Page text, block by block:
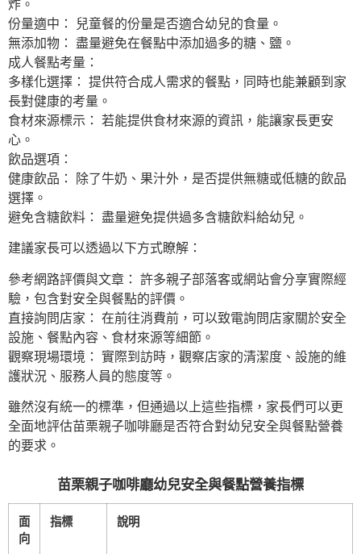
炸。
份量適中： 兒童餐的份量是否適合幼兒的食量。
無添加物： 盡量避免在餐點中添加過多的糖、鹽。
成人餐點考量：
多樣化選擇： 提供符合成人需求的餐點，同時也能兼顧到家
長對健康的考量。
食材來源標示： 若能提供食材來源的資訊，能讓家長更安
心。
飲品選項：
健康飲品： 除了牛奶、果汁外，是否提供無糖或低糖的飲品
選擇。
避免含糖飲料： 盡量避免提供過多含糖飲料給幼兒。
建議家長可以透過以下方式瞭解：
參考網路評價與文章： 許多親子部落客或網站會分享實際經
驗，包含對安全與餐點的評價。
直接詢問店家： 在前往消費前，可以致電詢問店家關於安全
設施、餐點內容、食材來源等細節。
觀察現場環境： 實際到訪時，觀察店家的清潔度、設施的維
護狀況、服務人員的態度等。
雖然沒有統一的標準，但通過以上這些指標，家長們可以更
全面地評估苗栗親子咖啡廳是否符合對幼兒安全與餐點營養
的要求。
苗栗親子咖啡廳幼兒安全與餐點營養指標
面
向
指標 說明